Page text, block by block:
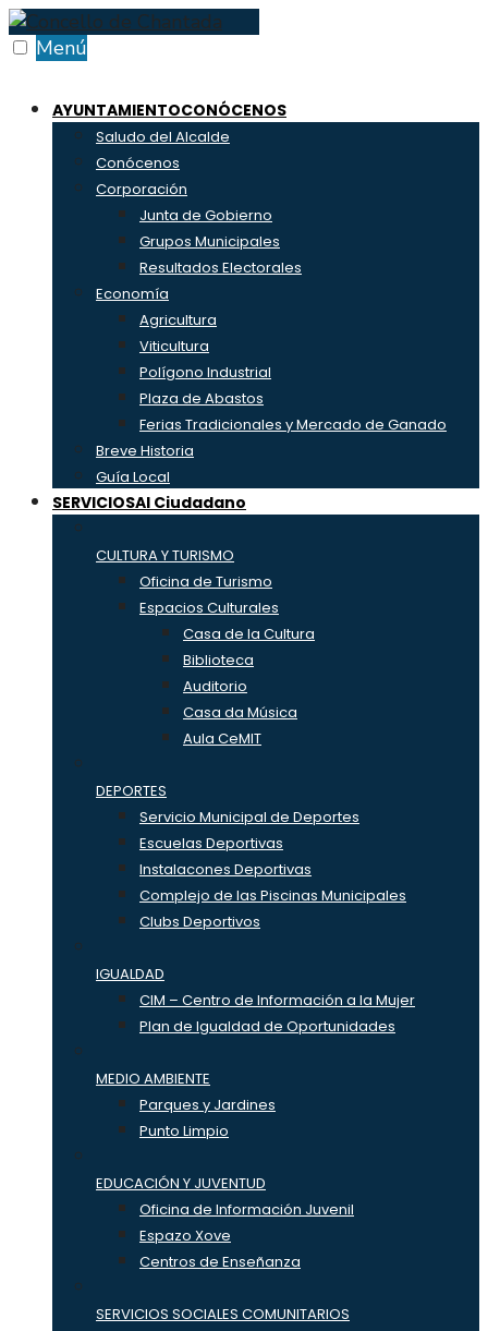
Skip
to Menú
AYUNTAMIENTOCONÓCENOS
Saludo del Alcalde
Conócenos
Corporación
Junta de Gobierno
Grupos Municipales
Resultados Electorales
Economía
Agricultura
Viticultura
Polígono Industrial
Plaza de Abastos
Ferias Tradicionales y Mercado de Ganado
Breve Historia
Guía Local
SERVICIOSAl Ciudadano
CULTURA Y TURISMO
Oficina de Turismo
Espacios Culturales
Casa de la Cultura
Biblioteca
Auditorio
Casa da Música
Aula CeMIT
DEPORTES
Servicio Municipal de Deportes
Escuelas Deportivas
Instalacones Deportivas
Complejo de las Piscinas Municipales
Clubs Deportivos
IGUALDAD
CIM – Centro de Información a la Mujer
Plan de Igualdad de Oportunidades
MEDIO AMBIENTE
Parques y Jardines
Punto Limpio
EDUCACIÓN Y JUVENTUD
Oficina de Información Juvenil
Espazo Xove
Centros de Enseñanza
SERVICIOS SOCIALES COMUNITARIOS